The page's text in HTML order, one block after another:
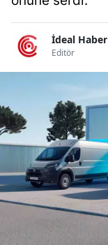
İdeal Haber
Editör